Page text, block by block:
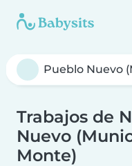
Trabajos de
Nuevo
Monte)